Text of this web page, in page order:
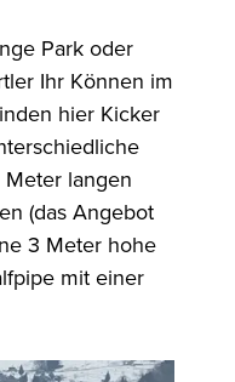
Park oder
Ihr Können im
hier Kicker
langen
(das Angebot
3 Meter hohe
mit einer